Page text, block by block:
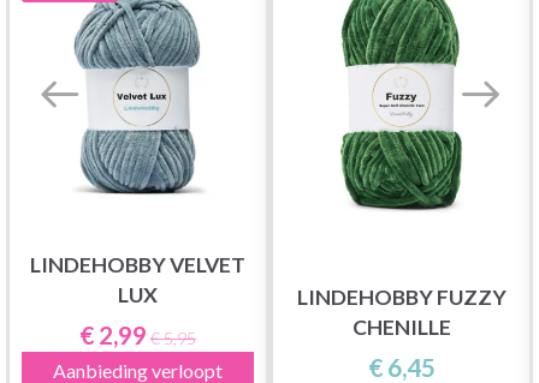
LINDEHOBBY VELVET
LUX
€ 2,99 € 5,95
Aanbieding verloopt
LINDEHOBBY FUZZY
CHENILLE
€ 6,45